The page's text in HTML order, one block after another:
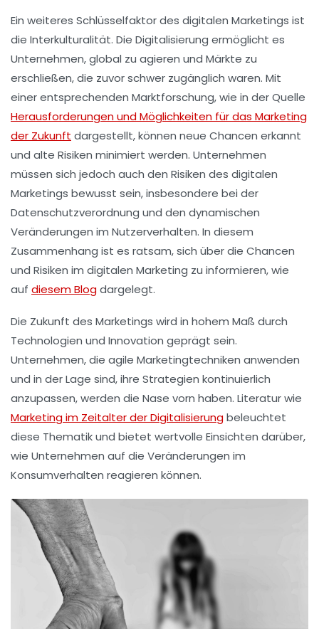
Ein weiteres Schlüsselfaktor des digitalen Marketings ist
die Interkulturalität. Die Digitalisierung ermöglicht es
Unternehmen, global zu agieren und Märkte zu
erschließen, die zuvor schwer zugänglich waren. Mit
einer entsprechenden Marktforschung, wie in der Quelle
Herausforderungen und Möglichkeiten für das Marketing
der Zukunft dargestellt, können neue Chancen erkannt
und alte Risiken minimiert werden. Unternehmen
müssen sich jedoch auch den Risiken des digitalen
Marketings bewusst sein, insbesondere bei der
Datenschutzverordnung und den dynamischen
Veränderungen im Nutzerverhalten. In diesem
Zusammenhang ist es ratsam, sich über die Chancen
und Risiken im digitalen Marketing zu informieren, wie
auf diesem Blogdargelegt.
Die Zukunft des Marketings wird in hohem Maß durch
Technologien und Innovation geprägt sein.
Unternehmen, die agile Marketingtechniken anwenden
und in der Lage sind, ihre Strategien kontinuierlich
anzupassen, werden die Nase vorn haben. Literatur wie
Marketing im Zeitalter der Digitalisierungbeleuchtet
diese Thematik und bietet wertvolle Einsichten darüber,
wie Unternehmen auf die Veränderungen im
Konsumverhalten reagieren können.